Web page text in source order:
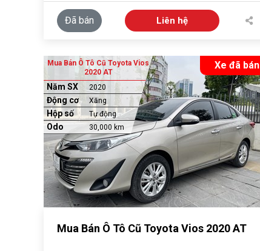
Đã bán Liên hệ
Xe đã bán
Mua Bán Ô Tô Cũ Toyota Vios
2020 AT
Năm SX 2020
Động cơ Xăng
Hộp số Tự động
Odo 30,000 km
Mua Bán Ô Tô Cũ Toyota Vios 2020 AT